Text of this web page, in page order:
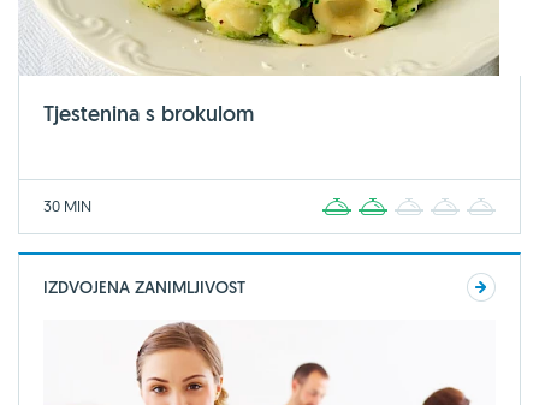
Tjestenina s brokulom
30 MIN 2 3 4
IZDVOJENA ZANIMLJIVOST